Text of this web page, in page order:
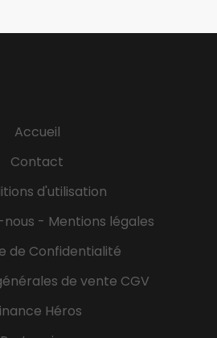
stimulant, où chaque
activement aux missions
clients. Encadré par un
dans les réflexions
sujets abordés : Stratégie &
économiques...
Accueil
Contact
d'utilisation
- Mentions légales
de Confidentialité
de vente CGV
Héros